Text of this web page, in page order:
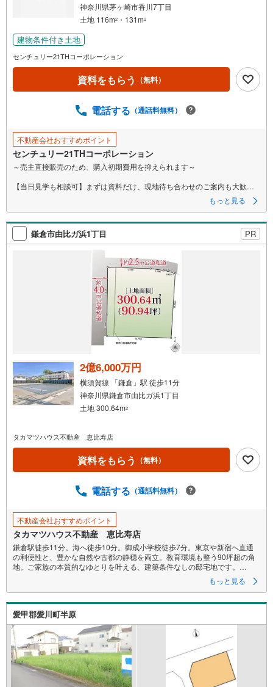
神奈川県茅ヶ崎市香川7丁目
土地 116m2 ・131m2
建物条件付き土地
センチュリー21THコーポレーション
資料をもらう （無料）
電話する （通話料無料）
不動産会社おすすめポイント
センチュリー21THコーポレーション
～売主直接販売のため、購入初期費用を抑えられます～
【当日見学も相談可】まずは資料だけ、現地待ち合わせのご案内も大歓迎
▼ 弊社売主・限定物件も多数あり ▼
・エリア特化の豊富な実績！自社物件も多数取扱あり
・地域密着の豊富な情報量で住まい探しをサポート！
・見学や資料請求はお気軽にどうぞ♪
▼ 他社掲載の物件もまとめてご紹介可 ▼
・効率よく複数を比較見学したい方、お任せください！
・ワンストップで比較検討！資金計画から丁寧に対応します。
▼ まずは話を聞いてみたい方も歓迎 ▼
・資金計画や住宅ローンのご相談のみでもお気軽に♪
▼ しつこい営業はいたしません ▼
・気になること、まずはメールでのお問い合わせでも結構です。
ーーーーーーーーーーーーーーーーーーーーーーーーーー
ご質問、ご見学希望、資料請求など、まずはお気軽にお問い合わせくださ
い♪
もっと見る
鎌倉市由比ガ浜1丁目 PR
2億6,000万円
横須賀線 「鎌倉」駅 徒歩11分
神奈川県鎌倉市由比ガ浜1丁目
土地 300.64m2
タカマツハウス不動産 恵比寿店
資料をもらう （無料）
電話する （通話料無料）
不動産会社おすすめポイント
タカマツハウス不動産 恵比寿店
鎌倉駅徒歩11分。海へ徒歩10分。御成小学校徒歩7分。東京や新宿へ直通
の利便性と、豊かな自然や古都の静穏を両立。教育環境も整う90坪超の角
地。ご家族の本質的なゆとりを叶える、建築条件なしの邸宅地です。
■鎌倉駅徒歩11分/和田塚駅徒歩5分 ■敷地300m2超・間口17m ■角地 ■
御成小学校徒歩7分 ■スーパー徒歩7分他、生活施設充実 ■『由比ガ浜海
水浴場』徒歩10分 ■建築条件ございません
●お好きなハウスメーカーで建築可能
ハウスメーカーにお悩みのお客様は『ミラクラスマッチング』もご活用く
ださい！
【ミラクラスマッチング】とは？
タカマツハウスの宅地を購入されるお客様に、最適なハウスメーカーを紹
介するシステムです
もっと見る
愛甲郡愛川町半原